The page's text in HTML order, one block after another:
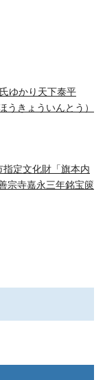
ゆかり天下泰平
うきょういんとう）
定文化財「旗本内
宗寺嘉永三年銘宝篋